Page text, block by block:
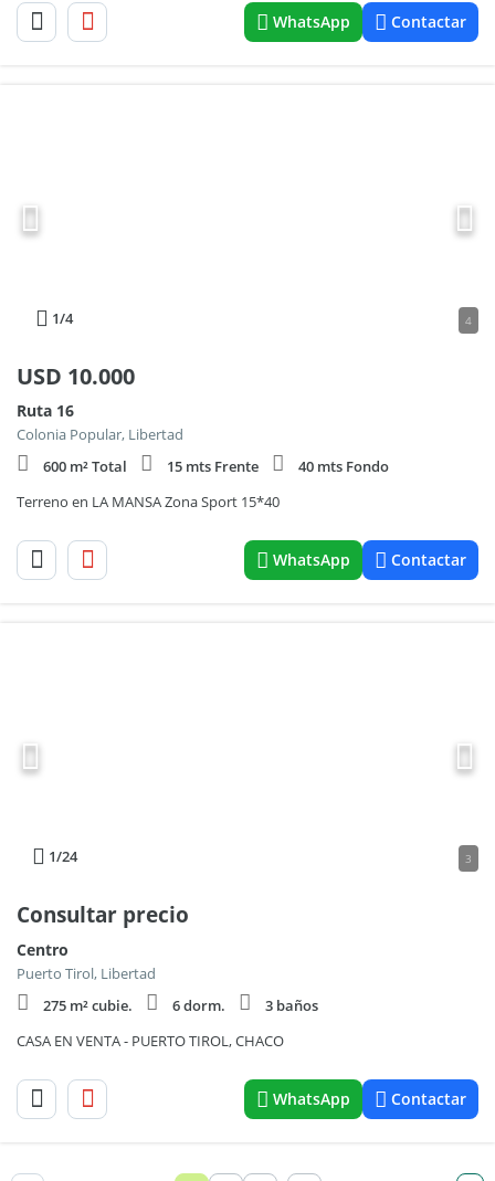
WhatsApp Contactar
1/4 4
USD 10.000
Ruta 16
Colonia Popular, Libertad
600 m² Total
15 mts Frente
40 mts Fondo
Terreno en LA MANSA Zona Sport 15*40
WhatsApp Contactar
1/24 3
Consultar precio
Centro
Puerto Tirol, Libertad
275 m² cubie.
6 dorm.
3 baños
CASA EN VENTA - PUERTO TIROL, CHACO
WhatsApp Contactar